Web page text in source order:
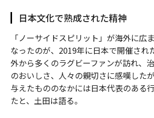
日本文化で熟成された精神
「ノーサイドスピリット」が海外に広
なったのが、2019年に日本で開催され
外から多くのラグビーファンが訪れ、
のおいしさ、人々の親切さに感嘆した
与えたもののなかには日本代表のある
たと、土田は語る。